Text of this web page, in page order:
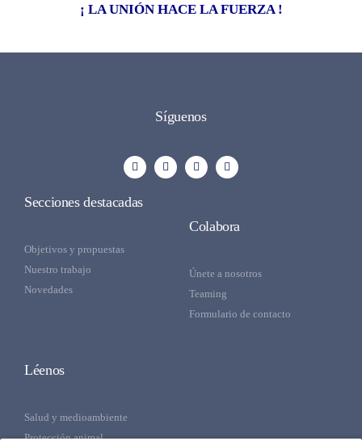
¡ LA UNIÓN HACE LA FUERZA !
Síguenos
Secciones destacadas
Objetivos y propuestas
Nuestro trabajo
Novedades
Colabora
Únete a nosotros
Teaming
Formulario de contacto
Léenos
Salud y medioambiente
Protección animal